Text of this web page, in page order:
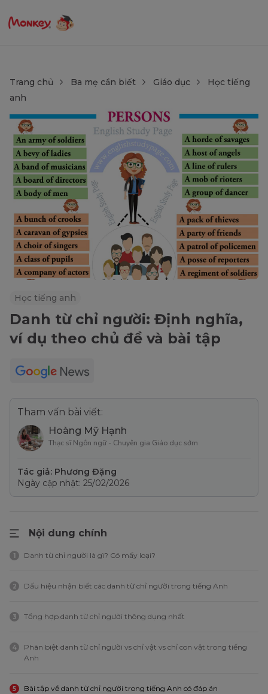
Trang chủ Ba mẹ cần biết Giáo dục
Học tiếng
anh
Học tiếng anh
Danh từ chỉ người: Định nghĩa,
ví dụ theo chủ đề và bài tập
Tham vấn bài viết:
Hoàng Mỹ Hạnh
Thạc sĩ Ngôn ngữ - Chuyên gia Giáo dục sớm
Tác giả: Phương Đặng
Ngày cập nhật: 25/02/2026
Nội dung chính
1 Danh từ chỉ người là gì? Có mấy loại?
2 Dấu hiệu nhận biết các danh từ chỉ người trong tiếng Anh
3 Tổng hợp danh từ chỉ người thông dụng nhất
4
Phân biệt danh từ chỉ người vs chỉ vật vs chỉ con vật trong tiếng
Anh
5 Bài tập về danh từ chỉ người trong tiếng Anh có đáp án